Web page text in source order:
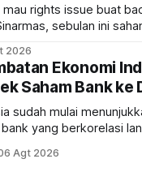
mau rights issue buat
sebulan ini
2026
Ekonomi
Saham Bank ke
sudah mulai
bank yang berkorelasi
Agt 2026